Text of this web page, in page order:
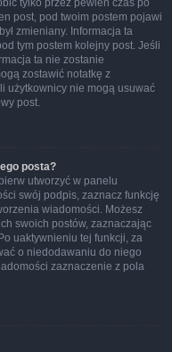
tylko przez pewien czas po
post, pod twoim postem pojawi
zmieniany. Informacja ta
tym postem kolejny post. Jeśli
ta nie zostanie
zostawić notatkę z
użytkownicy nie mogą usuwać
post.
posta?
utworzyć w panelu
swój podpis, zaznacz funkcję
wiadomości. Możesz
swoich postów, zaznaczając
uaktywnieniu tej funkcji, za
o niedodawaniu do niego
zaznaczenie z pola